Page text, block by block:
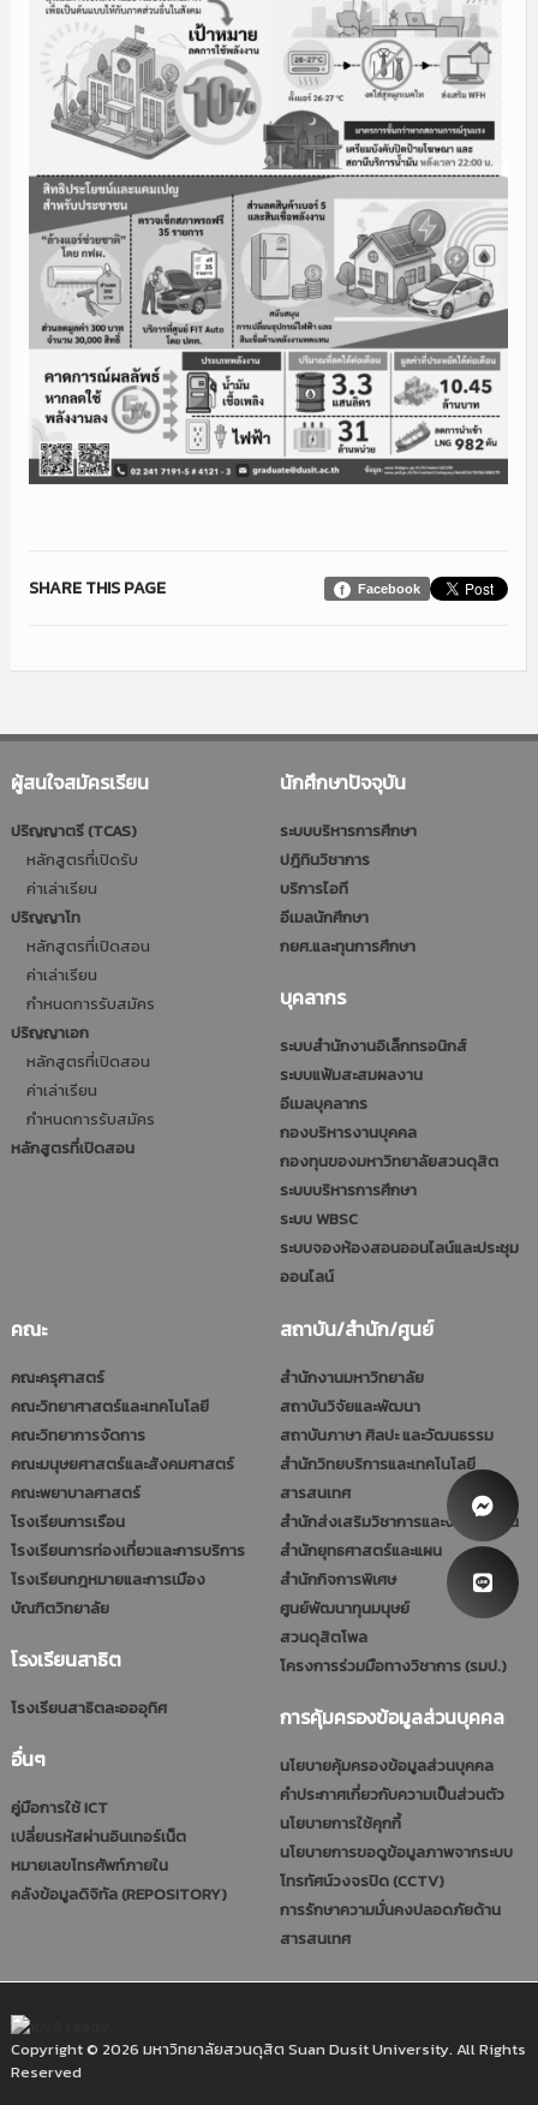
Facebook
SHARE THIS PAGE
ผู้สนใจสมัครเรียน
ปริญญาตรี (TCAS)
หลักสูตรที่เปิดรับ
ค่าเล่าเรียน
ปริญญาโท
หลักสูตรที่เปิดสอน
ค่าเล่าเรียน
กำหนดการรับสมัคร
ปริญญาเอก
หลักสูตรที่เปิดสอน
ค่าเล่าเรียน
กำหนดการรับสมัคร
หลักสูตรที่เปิดสอน
นักศึกษาปัจจุบัน
ระบบบริหารการศึกษา
ปฎิทินวิชาการ
บริการไอที
อีเมลนักศึกษา
กยศ.และทุนการศึกษา
บุคลากร
ระบบสำนักงานอิเล็กทรอนิกส์
ระบบแฟ้มสะสมผลงาน
อีเมลบุคลากร
กองบริหารงานบุคคล
กองทุนของมหาวิทยาลัยสวนดุสิต
ระบบบริหารการศึกษา
ระบบ WBSC
ระบบจองห้องสอนออนไลน์และประชุม
ออนไลน์
คณะ
คณะครุศาสตร์
คณะวิทยาศาสตร์และเทคโนโลยี
คณะวิทยาการจัดการ
คณะมนุษยศาสตร์และสังคมศาสตร์
คณะพยาบาลศาสตร์
โรงเรียนการเรือน
โรงเรียนการท่องเที่ยวและการบริการ
โรงเรียนกฎหมายและการเมือง
บัณฑิตวิทยาลัย
โรงเรียนสาธิต
โรงเรียนสาธิตละอออุทิศ
อื่นๆ
คู่มือการใช้ ICT
เปลี่ยนรหัสผ่านอินเทอร์เน็ต
หมายเลขโทรศัพท์ภายใน
คลังข้อมูลดิจิทัล (REPOSITORY)
สถาบัน/สำนัก/ศูนย์
สำนักงานมหาวิทยาลัย
สถาบันวิจัยและพัฒนา
สถาบันภาษา ศิลปะ และวัฒนธรรม
สำนักวิทยบริการและเทคโนโลยี
สารสนเทศ
สำนักส่งเสริมวิชาการและงานทะเบียน
สำนักยุทธศาสตร์และแผน
สำนักกิจการพิเศษ
ศูนย์พัฒนาทุนมนุษย์
สวนดุสิตโพล
โครงการร่วมมือทางวิชาการ (รมป.)
การคุ้มครองข้อมูลส่วนบุคคล
นโยบายคุ้มครองข้อมูลส่วนบุคคล
คำประกาศเกี่ยวกับความเป็นส่วนตัว
นโยบายการใช้คุกกี้
นโยบายการขอดูข้อมูลภาพจากระบบ
โทรทัศน์วงจรปิด (CCTV)
การรักษาความมั่นคงปลอดภัยด้าน
สารสนเทศ
Copyright © 2026 มหาวิทยาลัยสวนดุสิต Suan Dusit University. All Rights
Reserved